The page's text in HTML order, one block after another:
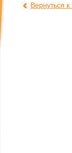
Вернуться